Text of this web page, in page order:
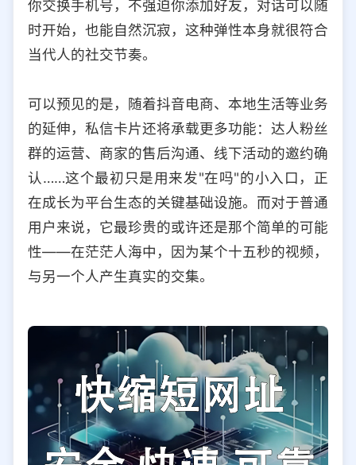
你交换手机号，不强迫你添加好友，对话可以随
时开始，也能自然沉寂，这种弹性本身就很符合
当代人的社交节奏。
可以预见的是，随着抖音电商、本地生活等业务
的延伸，私信卡片还将承载更多功能：达人粉丝
群的运营、商家的售后沟通、线下活动的邀约确
认……这个最初只是用来发"在吗"的小入口，正
在成长为平台生态的关键基础设施。而对于普通
用户来说，它最珍贵的或许还是那个简单的可能
性——在茫茫人海中，因为某个十五秒的视频，
与另一个人产生真实的交集。